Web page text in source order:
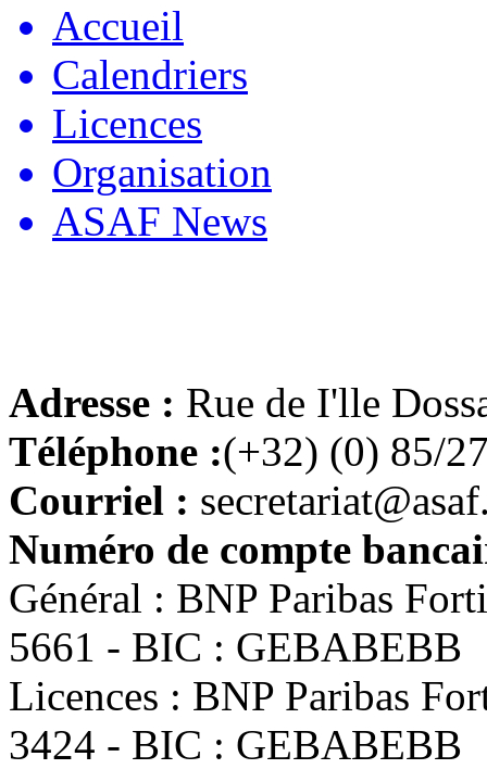
Accueil
Calendriers
Licences
Organisation
ASAF News
Adresse : Rue de I'lle
Téléphone :(+32) (0) 85/
Courriel :
Numéro de compte
Général : BNP Paribas
5661 - BIC : GEBABEBB
Licences : BNP Paribas
3424 - BIC : GEBABEBB